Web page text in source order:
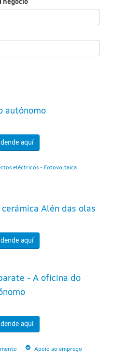
autónomo
aquí
eléctricos - Fotovoltaica
Alén das olas
aquí
- A oficina do
aquí
Apoio ao emprego